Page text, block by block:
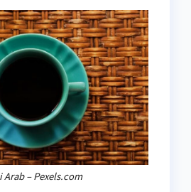
Arab – Pexels.com